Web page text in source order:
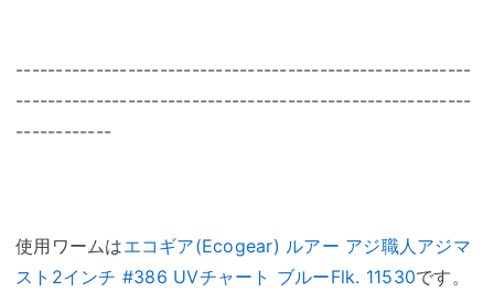
---------------------------------------------------------
---------------------------------------------------------
------------
使用ワームはエコギア(Ecogear) ルアー アジ職人アジマ
スト2インチ #386 UVチャート ブルーFlk. 11530です。